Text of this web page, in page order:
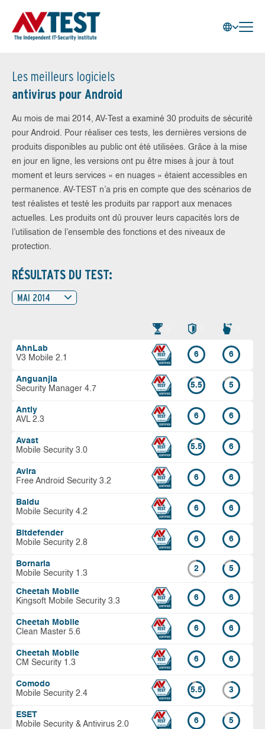
Les meilleurs logiciels
antivirus pour Android
Au mois de mai 2014, AV-Test a examiné 30 produits de sécurité
pour Android. Pour réaliser ces tests, les dernières versions de
produits disponibles au public ont été utilisées. Grâce à la mise
en jour en ligne, les versions ont pu être mises à jour à tout
moment et leurs services « en nuages » étaient accessibles en
permanence. AV-TEST n’a pris en compte que des scénarios de
test réalistes et testé les produits par rapport aux menaces
actuelles. Les produits ont dû prouver leurs capacités lors de
l’utilisation de l’ensemble des fonctions et des niveaux de
protection.
RÉSULTATS DU TEST:
MAI 2014
AhnLab
V3 Mobile 2.1
6 6
Anguanjia
Security Manager 4.7
5.5 5
Antiy
AVL 2.3
6 6
Avast
Mobile Security 3.0
5.5 6
Avira
Free Android Security 3.2
6 6
Baidu
Mobile Security 4.2
6 6
Bitdefender
Mobile Security 2.8
6 6
Bornaria
Mobile Security 1.3
2 5
Cheetah Mobile
Kingsoft Mobile Security 3.3
6 6
Cheetah Mobile
Clean Master 5.6
6 6
Cheetah Mobile
CM Security 1.3
6 6
Comodo
Mobile Security 2.4
5.5 3
ESET
Mobile Security & Antivirus 2.0
6 5